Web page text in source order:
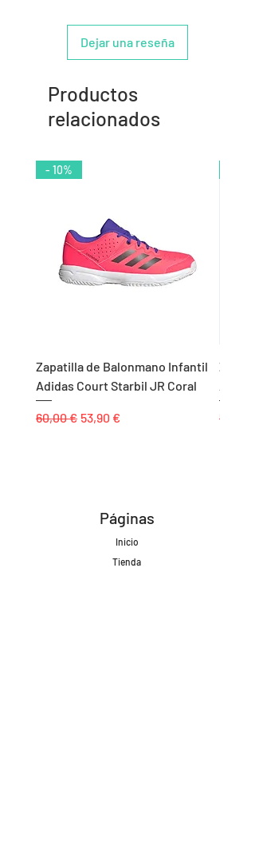
Dejar una reseña
Productos
relacionados
- 10%
Zapatilla de Balonmano Infantil
Adidas Court Starbil JR Coral
Precio
60,00 € Precio de oferta
53,90 € Precio
55,00 €
Páginas
Inicio
Tienda